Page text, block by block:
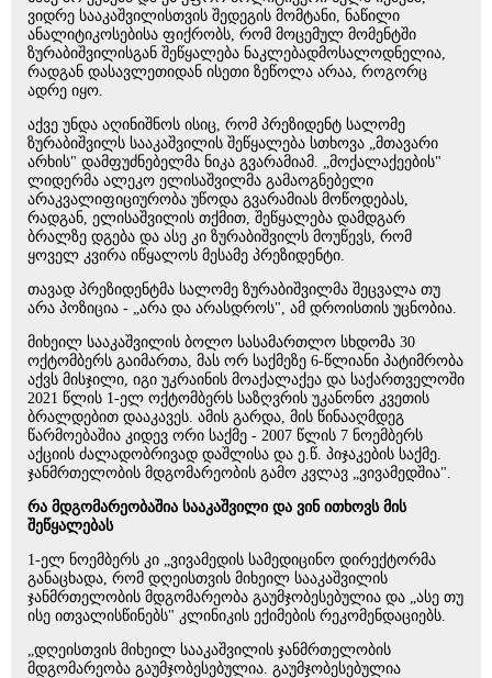
ვიდრე სააკაშვილისთვის შედეგის მომტანი, ნაწილი
ანალიტიკოსებისა ფიქრობს, რომ მოცემულ მომენტში
ზურაბიშვილისგან შეწყალება ნაკლებადმოსალოდნელია,
რადგან დასავლეთიდან ისეთი ზეწოლა არაა, როგორც
ადრე იყო.
აქვე უნდა აღინიშნოს ისიც, რომ პრეზიდენტ სალომე
ზურაბიშვილს სააკაშვილის შეწყალება სთხოვა „მთავარი
არხის" დამფუძნებელმა ნიკა გვარამიამ. „მოქალაქეების"
ლიდერმა ალეკო ელისაშვილმა გამაოგნებელი
არაკვალიფიციურობა უწოდა გვარამიას მოწოდებას,
რადგან, ელისაშვილის თქმით, შეწყალება დამდგარ
ბრალზე დგება და ასე კი ზურაბიშვილს მოუწევს, რომ
ყოველ კვირა იწყალოს მესამე პრეზიდენტი.
თავად პრეზიდენტმა სალომე ზურაბიშვილმა შეცვალა თუ
არა პოზიცია - „არა და არასდროს", ამ დროისთის უცნობია.
მიხეილ სააკაშვილის ბოლო სასამართლო სხდომა 30
ოქტომბერს გაიმართა, მას ორ საქმეზე 6-წლიანი პატიმრობა
აქვს მისჯილი, იგი უკრაინის მოაქალაქეა და საქართველოში
2021 წლის 1-ელ ოქტომბერს საზღვრის უკანონო კვეთის
ბრალდებით დააკავეს. ამის გარდა, მის წინააღმდეგ
წარმოებაშია კიდევ ორი საქმე - 2007 წლის 7 ნოემბერს
აქციის ძალადობრივად დაშლისა და ე.წ. პიჯაკების საქმე.
ჯანმრთელობის მდგომარეობის გამო კვლავ „ვივამედშია".
რა მდგომარეობაშია სააკაშვილი და ვინ ითხოვს მის
შეწყალებას
1-ელ ნოემბერს კი „ვივამედის სამედიცინო დირექტორმა
განაცხადა, რომ დღეისთვის მიხეილ სააკაშვილის
ჯანმრთელობის მდგომარეობა გაუმჯობესებულია და „ასე თუ
ისე ითვალისწინებს" კლინიკის ექიმების რეკომენდაციებს.
„დღეისთვის მიხეილ სააკაშვილის ჯანმრთელობის
მდგომარეობა გაუმჯობესებულია. გაუმჯობესებულია